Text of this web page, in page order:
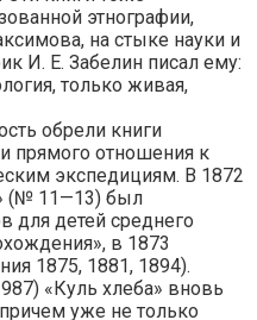
этнографии,
на стыке науки и
И. Е. Забелин писал ему:
только живая,
обрели книги
прямого отношения к
экспедициям. В 1872
(№ 11—13) был
для детей среднего
в 1873
1875, 1881, 1894).
«Куль хлеба» вновь
уже не только